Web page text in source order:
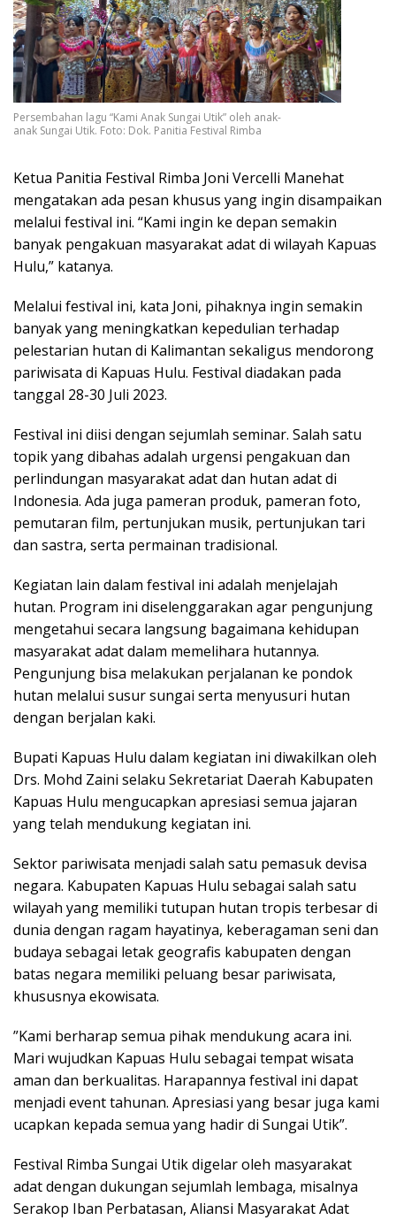
Persembahan lagu “Kami Anak Sungai Utik” oleh anak-
anak Sungai Utik. Foto: Dok. Panitia Festival Rimba
Ketua Panitia Festival Rimba Joni Vercelli Manehat
mengatakan ada pesan khusus yang ingin disampaikan
melalui festival ini. “Kami ingin ke depan semakin
banyak pengakuan masyarakat adat di wilayah Kapuas
Hulu,” katanya.
Melalui festival ini, kata Joni, pihaknya ingin semakin
banyak yang meningkatkan kepedulian terhadap
pelestarian hutan di Kalimantan sekaligus mendorong
pariwisata di Kapuas Hulu. Festival diadakan pada
tanggal 28-30 Juli 2023.
Festival ini diisi dengan sejumlah seminar. Salah satu
topik yang dibahas adalah urgensi pengakuan dan
perlindungan masyarakat adat dan hutan adat di
Indonesia. Ada juga pameran produk, pameran foto,
pemutaran film, pertunjukan musik, pertunjukan tari
dan sastra, serta permainan tradisional.
Kegiatan lain dalam festival ini adalah menjelajah
hutan. Program ini diselenggarakan agar pengunjung
mengetahui secara langsung bagaimana kehidupan
masyarakat adat dalam memelihara hutannya.
Pengunjung bisa melakukan perjalanan ke pondok
hutan melalui susur sungai serta menyusuri hutan
dengan berjalan kaki.
Bupati Kapuas Hulu dalam kegiatan ini diwakilkan oleh
Drs. Mohd Zaini selaku Sekretariat Daerah Kabupaten
Kapuas Hulu mengucapkan apresiasi semua jajaran
yang telah mendukung kegiatan ini.
Sektor pariwisata menjadi salah satu pemasuk devisa
negara. Kabupaten Kapuas Hulu sebagai salah satu
wilayah yang memiliki tutupan hutan tropis terbesar di
dunia dengan ragam hayatinya, keberagaman seni dan
budaya sebagai letak geografis kabupaten dengan
batas negara memiliki peluang besar pariwisata,
khususnya ekowisata.
”Kami berharap semua pihak mendukung acara ini.
Mari wujudkan Kapuas Hulu sebagai tempat wisata
aman dan berkualitas. Harapannya festival ini dapat
menjadi event tahunan. Apresiasi yang besar juga kami
ucapkan kepada semua yang hadir di Sungai Utik”.
Festival Rimba Sungai Utik digelar oleh masyarakat
adat dengan dukungan sejumlah lembaga, misalnya
Serakop Iban Perbatasan, Aliansi Masyarakat Adat